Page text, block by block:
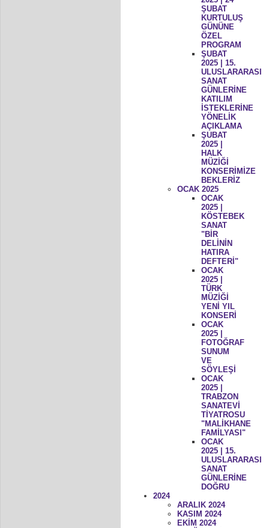
ŞUBAT
KURTULUŞ
GÜNÜNE
ÖZEL
PROGRAM
ŞUBAT
2025 | 15.
ULUSLARARASI
SANAT
GÜNLERİNE
KATILIM
İSTEKLERİNE
YÖNELİK
AÇIKLAMA
ŞUBAT
2025 |
HALK
MÜZİĞİ
KONSERİMİZE
BEKLERİZ
OCAK 2025
OCAK
2025 |
KÖSTEBEK
SANAT
"BİR
DELİNİN
HATIRA
DEFTERİ"
OCAK
2025 |
TÜRK
MÜZİĞİ
YENİ YIL
KONSERİ
OCAK
2025 |
FOTOĞRAF
SUNUM
VE
SÖYLEŞİ
OCAK
2025 |
TRABZON
SANATEVİ
TİYATROSU
"MALİKHANE
FAMİLYASI"
OCAK
2025 | 15.
ULUSLARARASI
SANAT
GÜNLERİNE
DOĞRU
2024
ARALIK 2024
KASIM 2024
EKİM 2024